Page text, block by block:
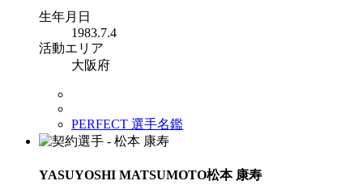
生年月日
1983.7.4
活動エリア
大阪府
PERFECT 選手名鑑
YASUYOSHI MATSUMOTO松本 康寿